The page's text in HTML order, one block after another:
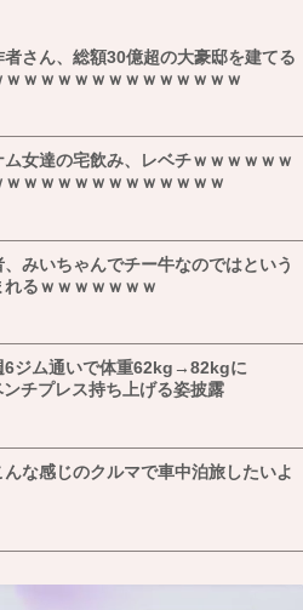
者さん、総額30億超の大豪邸を建てる
ｗｗｗｗｗｗｗｗｗｗｗｗｗｗ
女達の宅飲み、レベチｗｗｗｗｗｗ
ｗｗｗｗｗｗｗｗｗｗｗｗｗ
みいちゃんでチー牛なのではという
れるｗｗｗｗｗｗｗ
6ジム通いで体重62kg→82kgに
チプレス持ち上げる姿披露
んな感じのクルマで車中泊旅したいよ